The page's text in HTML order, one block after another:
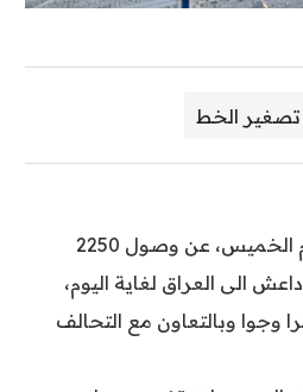
تصغير الخط
كشف مصدر مطلع، اليوم الخميس، عن وصول 2250
الى العراق لغاية اليوم،
وبالتعاون مع التحالف